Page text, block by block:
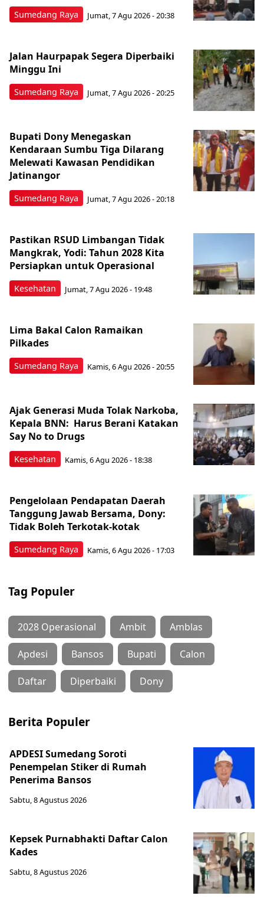
Sumedang Raya Jumat, 7 Agu 2026 - 20:38
Sumedang Raya
Jalan Haurpapak Segera Diperbaiki
Minggu Ini
Jumat, 7 Agu 2026 - 20:25
Sumedang Raya
Bupati Dony Menegaskan
Kendaraan Sumbu Tiga Dilarang
Melewati Kawasan Pendidikan
Jatinangor
Jumat, 7 Agu 2026 - 20:18
Kesehatan
Pastikan RSUD Limbangan Tidak
Mangkrak, Yodi: Tahun 2028 Kita
Persiapkan untuk Operasional
Jumat, 7 Agu 2026 - 19:48
Sumedang Raya
Lima Bakal Calon Ramaikan
Pilkades
Kamis, 6 Agu 2026 - 20:55
Kesehatan
Ajak Generasi Muda Tolak Narkoba,
Kepala BNN: Harus Berani Katakan
Say No to Drugs
Kamis, 6 Agu 2026 - 18:38
Sumedang Raya
Pengelolaan Pendapatan Daerah
Tanggung Jawab Bersama, Dony:
Tidak Boleh Terkotak-kotak
Kamis, 6 Agu 2026 - 17:03
Tag Populer
2028 Operasional Ambit Amblas
Apdesi Bansos Bupati Calon
Daftar Diperbaiki Dony
Berita Populer
APDESI Sumedang Soroti
Penempelan Stiker di Rumah
Penerima Bansos
Sabtu, 8 Agustus 2026
Kepsek Purnabhakti Daftar Calon
Kades
Sabtu, 8 Agustus 2026